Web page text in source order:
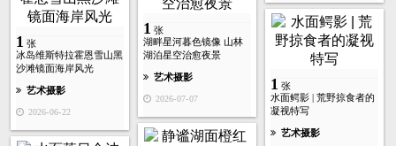
1 张
湖畔星河暮色镜像 山林
湖泊星空治愈夜景
艺术摄影
2026-07-07
1 张
冰岛维斯特拉霍恩雪山黑
沙滩镜面海岸风光
艺术摄影
2026-06-22
1 张
水面鳄影 | 荒野掠食者的
凝视特写
艺术摄影